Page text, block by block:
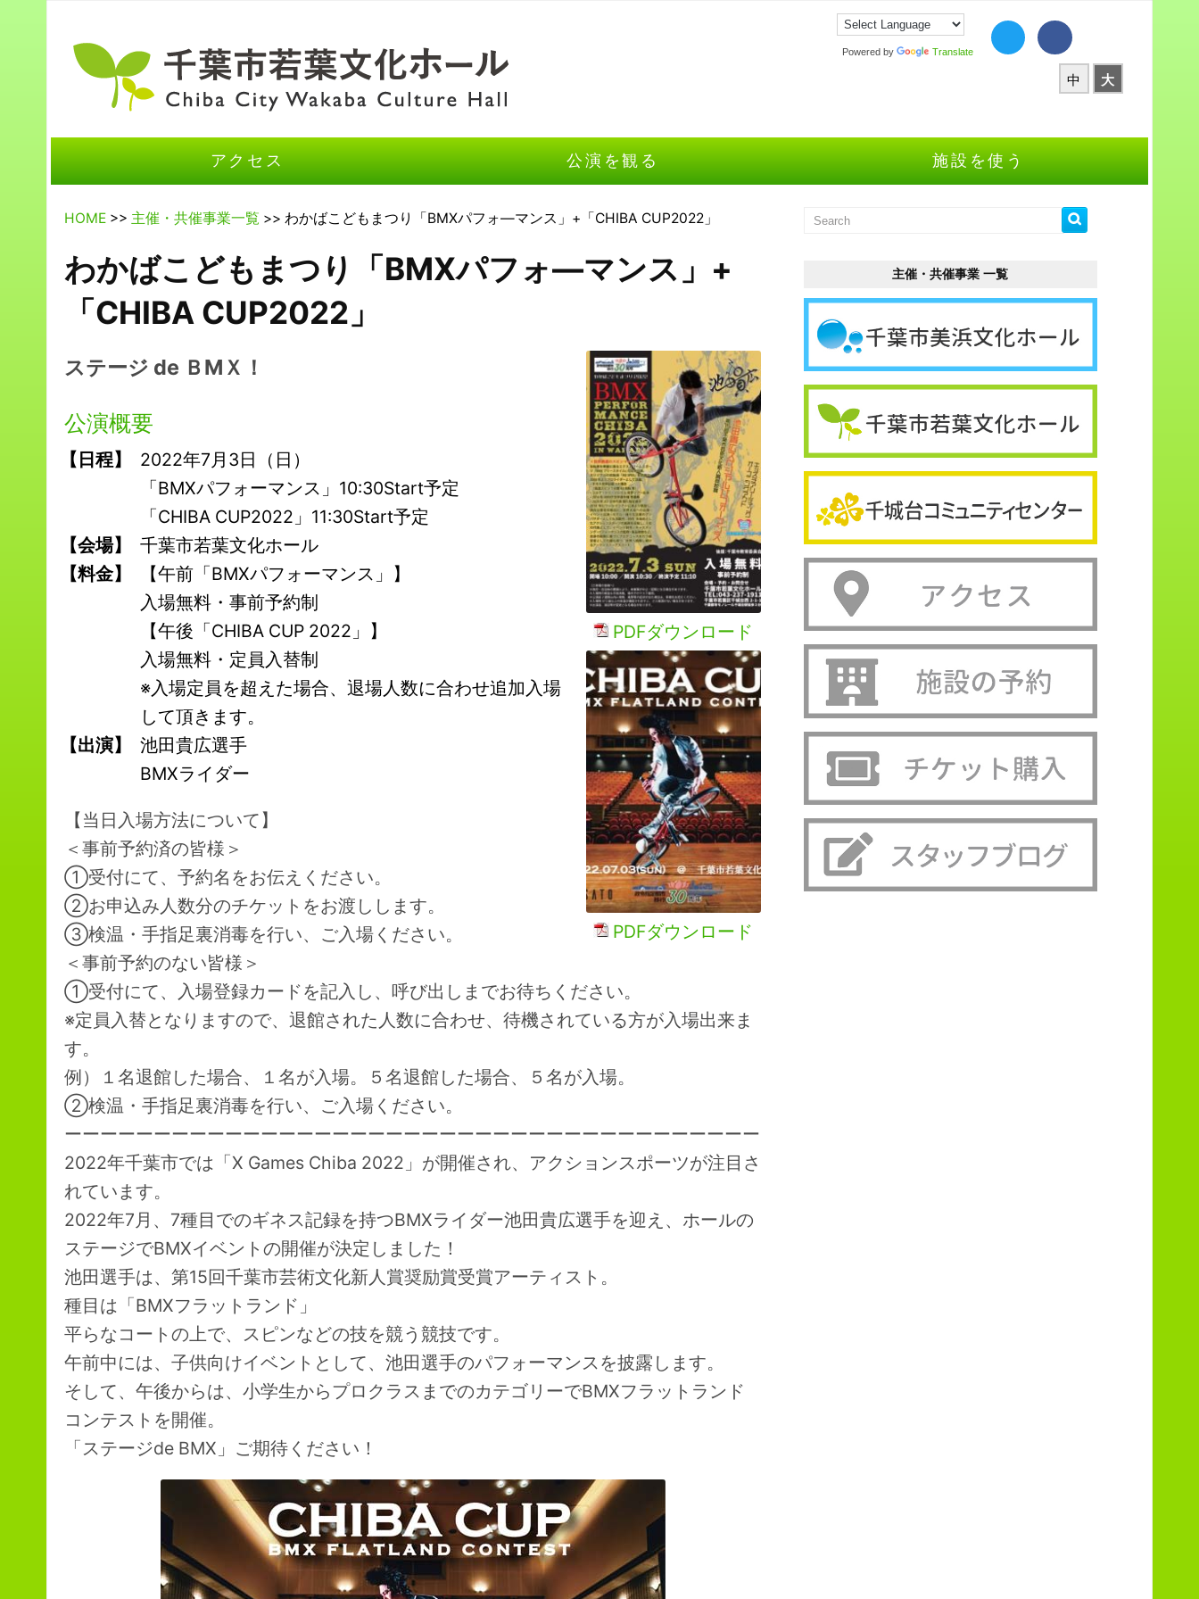
Powered by Translate
中 大
アクセス 公演を観る 施設を使う
HOME >> 主催・共催事業一覧 >> わかばこどもまつり「BMXパフォ―マンス」+「CHIBA CUP2022」
わかばこどもまつり「BMXパフォ―マンス」+
「CHIBA CUP2022」
PDFダウンロード
PDFダウンロード
ステージ de ＢМＸ！
公演概要
【日程】
2022年7月3日（日）
「BMXパフォーマンス」10:30Start予定
「CHIBA CUP2022」11:30Start予定
【会場】
千葉市若葉文化ホール
【料金】
【午前「BMXパフォーマンス」】
入場無料・事前予約制
【午後「CHIBA CUP 2022」】
入場無料・定員入替制
※入場定員を超えた場合、退場人数に合わせ追加入場
して頂きます。
【出演】
池田貴広選手
BMXライダー
【当日入場方法について】
＜事前予約済の皆様＞
①受付にて、予約名をお伝えください。
②お申込み人数分のチケットをお渡しします。
③検温・手指足裏消毒を行い、ご入場ください。
＜事前予約のない皆様＞
①受付にて、入場登録カードを記入し、呼び出しまでお待ちください。
※定員入替となりますので、退館された人数に合わせ、待機されている方が入場出来ま
す。
例）１名退館した場合、１名が入場。５名退館した場合、５名が入場。
②検温・手指足裏消毒を行い、ご入場ください。
ーーーーーーーーーーーーーーーーーーーーーーーーーーーーーーーーーーーーーーー
2022年千葉市では「X Games Chiba 2022」が開催され、アクションスポーツが注目さ
れています。
2022年7月、7種目でのギネス記録を持つBMXライダー池田貴広選手を迎え、ホールの
ステージでBMXイベントの開催が決定しました！
池田選手は、第15回千葉市芸術文化新人賞奨励賞受賞アーティスト。
種目は「BMXフラットランド」
平らなコートの上で、スピンなどの技を競う競技です。
午前中には、子供向けイベントとして、池田選手のパフォーマンスを披露します。
そして、午後からは、小学生からプロクラスまでのカテゴリーでBMXフラットランド
コンテストを開催。
「ステージde BMX」ご期待ください！
主催・共催事業 一覧